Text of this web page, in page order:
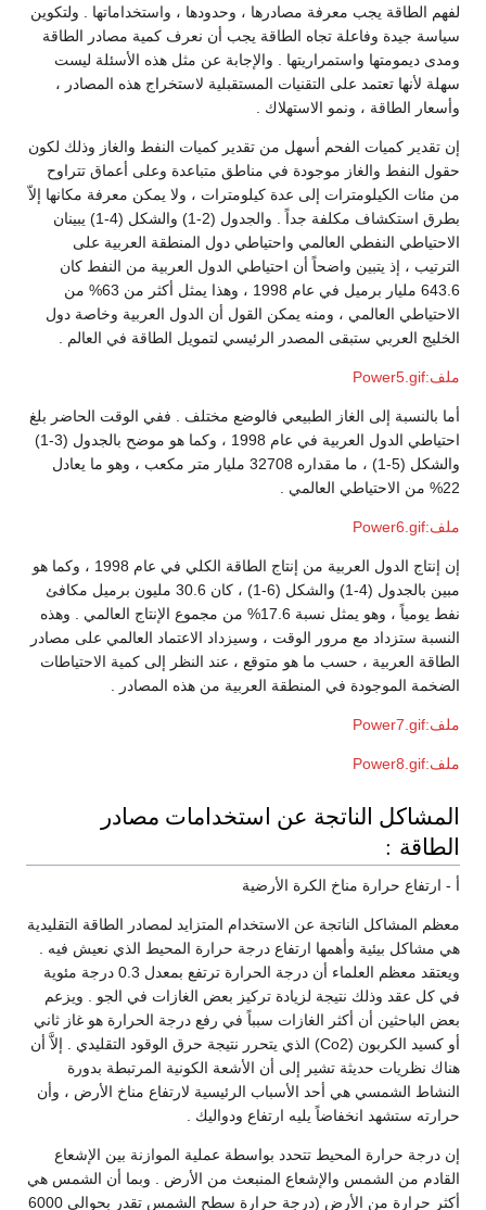
لفهم الطاقة يجب معرفة مصادرها ، وحدودها ، واستخداماتها . ولتكوين
سياسة جيدة وفاعلة تجاه الطاقة يجب أن نعرف كمية مصادر الطاقة
ومدى ديمومتها واستمراريتها . والإجابة عن مثل هذه الأسئلة ليست
سهلة لأنها تعتمد على التقنيات المستقبلية لاستخراج هذه المصادر ،
وأسعار الطاقة ، ونمو الاستهلاك .
إن تقدير كميات الفحم أسهل من تقدير كميات النفط والغاز وذلك لكون
حقول النفط والغاز موجودة في مناطق متباعدة وعلى أعماق تتراوح
من مئات الكيلومترات إلى عدة كيلومترات ، ولا يمكن معرفة مكانها إلاّ
بطرق استكشاف مكلفة جداً . والجدول (2-1) والشكل (4-1) يبينان
الاحتياطي النفطي العالمي واحتياطي دول المنطقة العربية على
الترتيب ، إذ يتبين واضحاً أن احتياطي الدول العربية من النفط كان
643.6 مليار برميل في عام 1998 ، وهذا يمثل أكثر من 63% من
الاحتياطي العالمي ، ومنه يمكن القول أن الدول العربية وخاصة دول
الخليج العربي ستبقى المصدر الرئيسي لتمويل الطاقة في العالم .
ملف:Power5.gif
أما بالنسبة إلى الغاز الطبيعي فالوضع مختلف . ففي الوقت الحاضر بلغ
احتياطي الدول العربية في عام 1998 ، وكما هو موضح بالجدول (3-1)
والشكل (5-1) ، ما مقداره 32708 مليار متر مكعب ، وهو ما يعادل
22% من الاحتياطي العالمي .
ملف:Power6.gif
إن إنتاج الدول العربية من إنتاج الطاقة الكلي في عام 1998 ، وكما هو
مبين بالجدول (4-1) والشكل (6-1) ، كان 30.6 مليون برميل مكافئ
نفط يومياً ، وهو يمثل نسبة 17.6% من مجموع الإنتاج العالمي . وهذه
النسبة ستزداد مع مرور الوقت ، وسيزداد الاعتماد العالمي على مصادر
الطاقة العربية ، حسب ما هو متوقع ، عند النظر إلى كمية الاحتياطات
الضخمة الموجودة في المنطقة العربية من هذه المصادر .
ملف:Power7.gif
ملف:Power8.gif
المشاكل الناتجة عن استخدامات مصادر
الطاقة :
أ - ارتفاع حرارة مناخ الكرة الأرضية
معظم المشاكل الناتجة عن الاستخدام المتزايد لمصادر الطاقة التقليدية
هي مشاكل بيئية وأهمها ارتفاع درجة حرارة المحيط الذي نعيش فيه .
ويعتقد معظم العلماء أن درجة الحرارة ترتفع بمعدل 0.3 درجة مئوية
في كل عقد وذلك نتيجة لزيادة تركيز بعض الغازات في الجو . ويزعم
بعض الباحثين أن أكثر الغازات سبباً في رفع درجة الحرارة هو غاز ثاني
أو كسيد الكربون (Co2) الذي يتحرر نتيجة حرق الوقود التقليدي . إلاَّ أن
هناك نظريات حديثة تشير إلى أن الأشعة الكونية المرتبطة بدورة
النشاط الشمسي هي أحد الأسباب الرئيسية لارتفاع مناخ الأرض ، وأن
حرارته ستشهد انخفاضاً يليه ارتفاع ودواليك .
إن درجة حرارة المحيط تتحدد بواسطة عملية الموازنة بين الإشعاع
القادم من الشمس والإشعاع المنبعث من الأرض . وبما أن الشمس هي
أكثر حرارة من الأرض (درجة حرارة سطح الشمس تقدر بحوالي 6000